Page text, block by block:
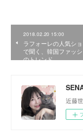
2018.02.20 15:00
ラフォーレの人気シ
で聞く、韓国ファッ
のトレンド
近藤